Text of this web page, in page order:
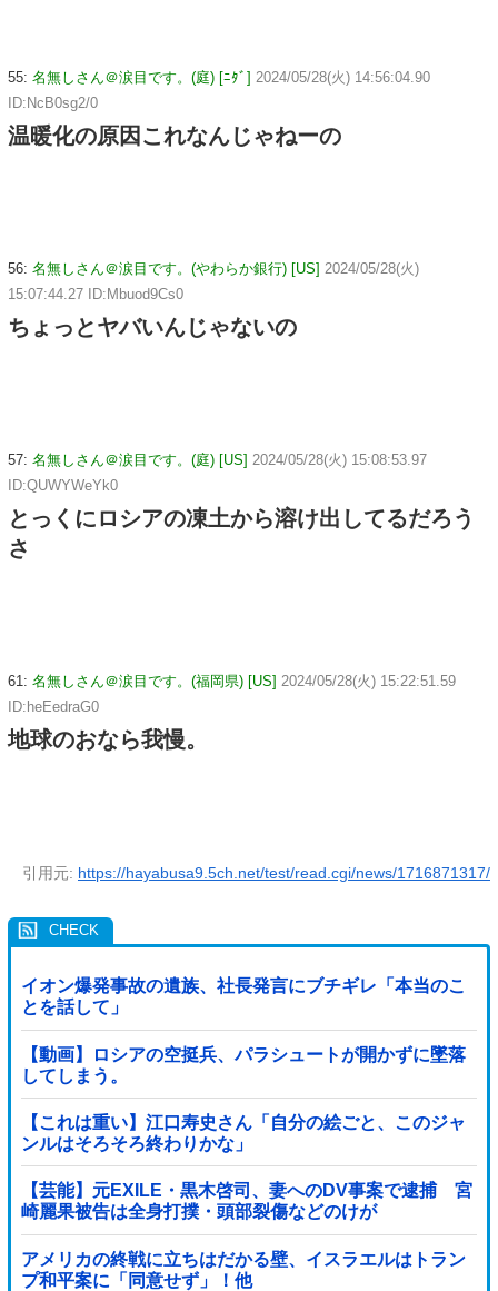
55: 名無しさん＠涙目です。(庭) [ﾆﾀﾞ] 2024/05/28(火) 14:56:04.90
ID:NcB0sg2/0
温暖化の原因これなんじゃねーの
56: 名無しさん＠涙目です。(やわらか銀行) [US] 2024/05/28(火)
15:07:44.27 ID:Mbuod9Cs0
ちょっとヤバいんじゃないの
57: 名無しさん＠涙目です。(庭) [US] 2024/05/28(火) 15:08:53.97
ID:QUWYWeYk0
とっくにロシアの凍土から溶け出してるだろう
さ
61: 名無しさん＠涙目です。(福岡県) [US] 2024/05/28(火) 15:22:51.59
ID:heEedraG0
地球のおなら我慢。
引用元: https://hayabusa9.5ch.net/test/read.cgi/news/1716871317/
イオン爆発事故の遺族、社長発言にブチギレ「本当のこ
とを話して」
【動画】ロシアの空挺兵、パラシュートが開かずに墜落
してしまう。
【これは重い】江口寿史さん「自分の絵ごと、このジャ
ンルはそろそろ終わりかな」
【芸能】元EXILE・黒木啓司、妻へのDV事案で逮捕 宮
崎麗果被告は全身打撲・頭部裂傷などのけが
アメリカの終戦に立ちはだかる壁、イスラエルはトラン
プ和平案に「同意せず」！他